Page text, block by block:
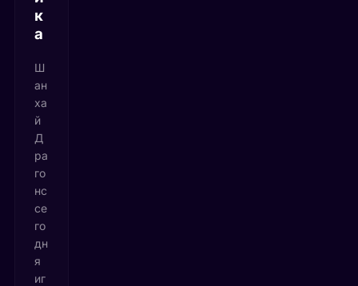
к
а
Ш
ан
ха
й
Д
ра
го
нс
се
го
дн
я
иг